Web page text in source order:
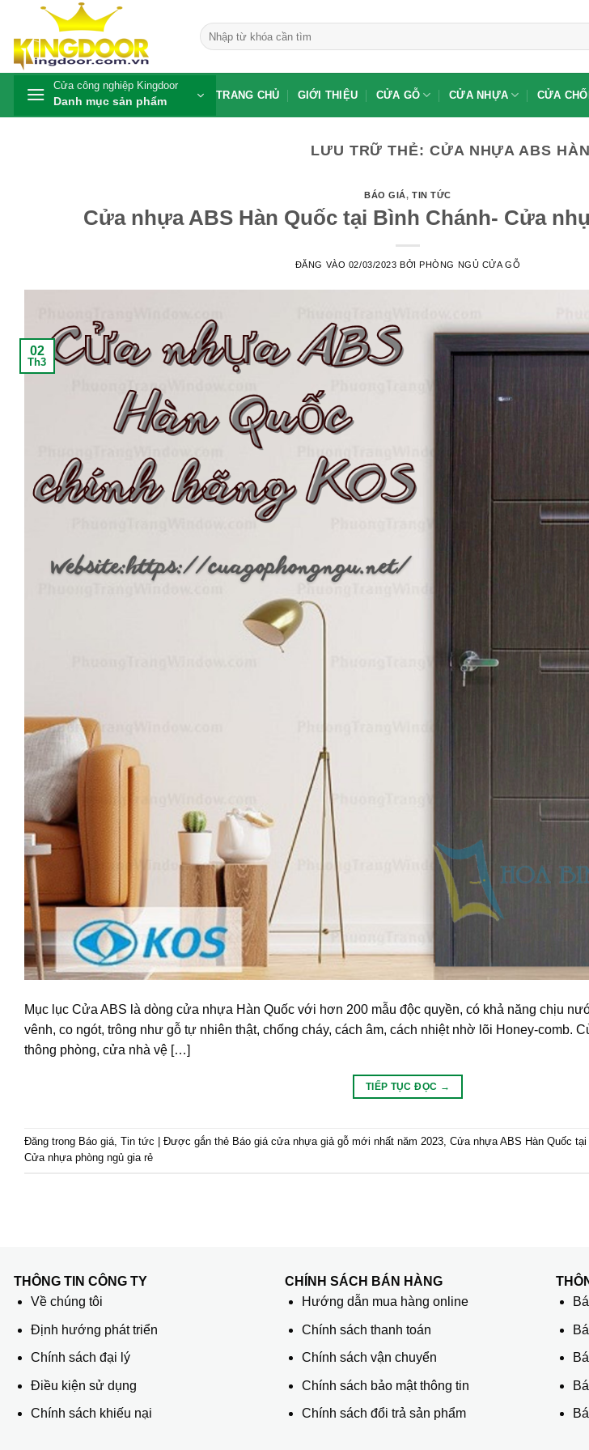
nội
dung
Tìm
kiếm:
Cửa công nghiệp Kingdoor
Danh mục sản phẩm TRANG CHỦ GIỚI THIỆU CỬA GỖ CỬA NHỰA CỬA
LƯU TRỮ THẺ: CỬA NHỰA ABS
BÁO GIÁ,TIN TỨC
Cửa nhựa ABS Hàn Quốc tại Bình Chánh- Cửa
ĐĂNG VÀO 02/03/2023 BỞIPHÒNG NGỦ CỬA GỖ
02
Th3
Mục lục Cửa ABS là dòng cửa nhựa Hàn Quốc với hơn 200 mẫu độc quyền, có khả năng chịu
vênh, co ngót, trông như gỗ tự nhiên thật, chống cháy, cách âm, cách nhiệt nhờ lõi Honey-comb.
thông phòng, cửa nhà vệ […]
TIẾP TỤC ĐỌC →
Đăng trong Báo giá, Tin tức Được gắn thẻ Báo giá cửa nhựa giả gỗ mới nhất năm 2023, Cửa nhựa ABS Hàn Quốc
Cửa nhựa phòng ngủ gia rẻ
THÔNG TIN CÔNG TY
Về chúng tôi
Định hướng phát triển
Chính sách đại lý
Điều kiện sử dụng
Chính sách khiếu nại
CHÍNH SÁCH BÁN HÀNG
Hướng dẫn mua hàng online
Chính sách thanh toán
Chính sách vận chuyển
Chính sách bảo mật thông tin
Chính sách đổi trả sản phẩm